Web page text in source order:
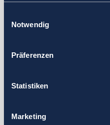
Notwendig
Präferenzen
Statistiken
Marketing